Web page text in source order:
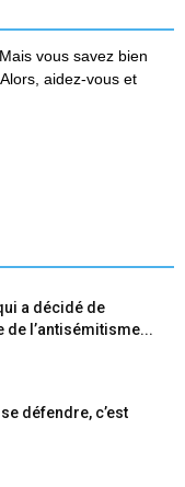
vous savez bien
aidez-vous et
a décidé de
de l’antisémitisme...
défendre, c’est